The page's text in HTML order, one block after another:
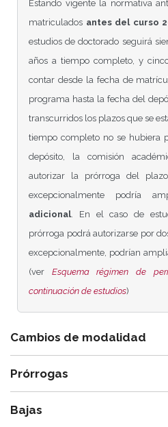
Estando vigente la normativa
matriculados antes del curso
estudios de doctorado seguirá
años a tiempo completo, y
contar desde la fecha de
programa hasta la fecha del
transcurridos los plazos que se
tiempo completo no se hubiera
depósito, la comisión
autorizar la prórroga del
excepcionalmente podría
adicional. En el caso de
prórroga podrá autorizarse por
excepcionalmente, podrían
(ver Esquema régimen de
continuación de estudios)
Cambios de modalidad
Prórrogas
Bajas